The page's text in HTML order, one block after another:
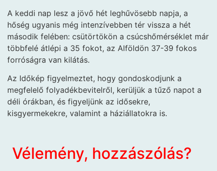
A keddi nap lesz a jövő hét leghűvösebb napja, a
hőség ugyanis még intenzívebben tér vissza a hét
második felében: csütörtökön a csúcshőmérséklet már
többfelé átlépi a 35 fokot, az Alföldön 37-39 fokos
forróságra van kilátás.
Az Időkép figyelmeztet, hogy gondoskodjunk a
megfelelő folyadékbevitelről, kerüljük a tűző napot a
déli órákban, és figyeljünk az idősekre,
kisgyermekekre, valamint a háziállatokra is.
Vélemény, hozzászólás?